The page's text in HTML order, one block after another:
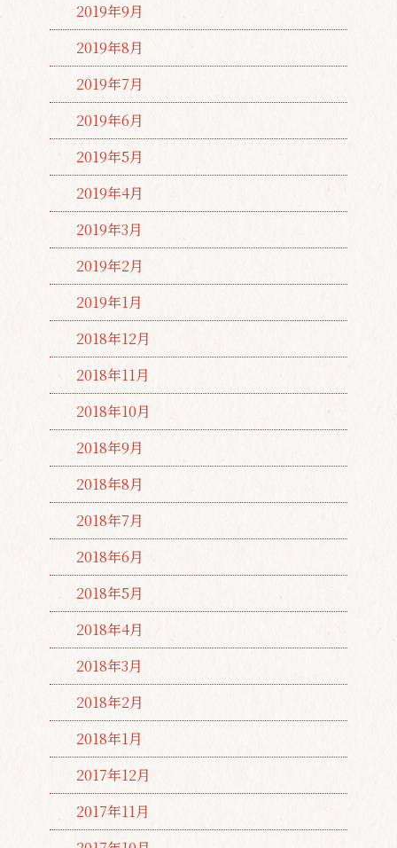
2019年9月
2019年8月
2019年7月
2019年6月
2019年5月
2019年4月
2019年3月
2019年2月
2019年1月
2018年12月
2018年11月
2018年10月
2018年9月
2018年8月
2018年7月
2018年6月
2018年5月
2018年4月
2018年3月
2018年2月
2018年1月
2017年12月
2017年11月